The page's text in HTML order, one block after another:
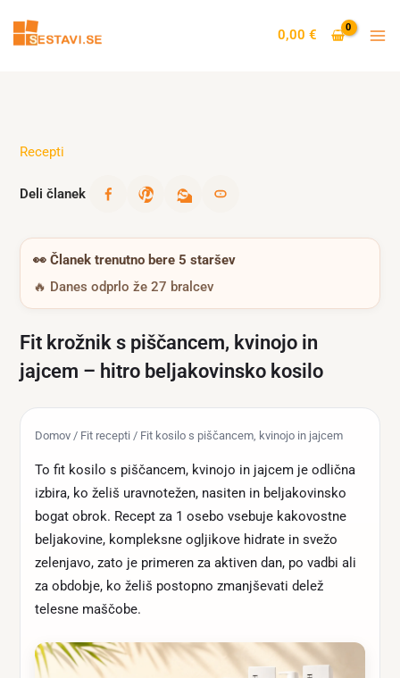
content
0,00€
Recepti
Deli članek
👀Članek trenutno bere 5 staršev
🔥 Danes odprlo že 27 bralcev
Fit krožnik s piščancem, kvinojo in
jajcem – hitro beljakovinsko kosilo
Domov / Fit recepti / Fit kosilo s piščancem, kvinojo in jajcem
To fit kosilo s piščancem, kvinojo in jajcem je odlična
izbira, ko želiš uravnotežen, nasiten in beljakovinsko
bogat obrok. Recept za 1 osebo vsebuje kakovostne
beljakovine, kompleksne ogljikove hidrate in svežo
zelenjavo, zato je primeren za aktiven dan, po vadbi ali
za obdobje, ko želiš postopno zmanjševati delež
telesne maščobe.